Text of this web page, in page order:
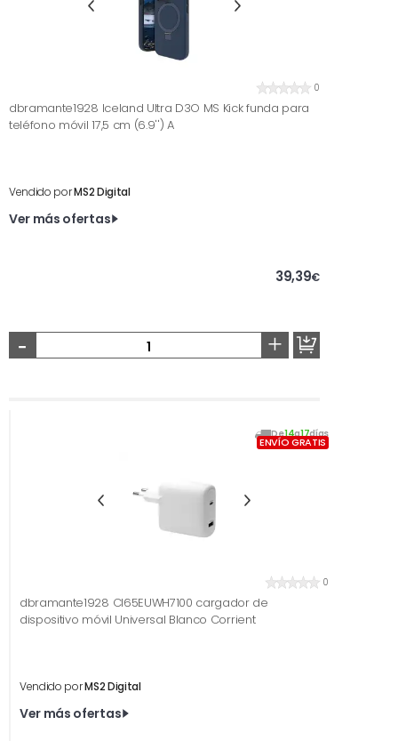
0
dbramante1928 Iceland Ultra D3O MS Kick funda para
teléfono móvil 17,5 cm (6.9'') A
Vendido porMS2 Digital
Ver más ofertas
39,39€
- +
De14a17días
ENVÍO GRATIS
0
dbramante1928 CI65EUWH7100 cargador de
dispositivo móvil Universal Blanco Corrient
Vendido porMS2 Digital
Ver más ofertas